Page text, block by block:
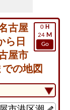
0 H
24 M
Go
古屋
ら日
屋市
の地図